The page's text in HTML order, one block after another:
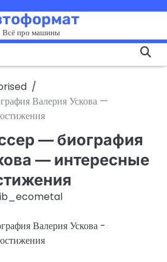
Всё про машины
Валерия Ускова —
— биография
— интересные